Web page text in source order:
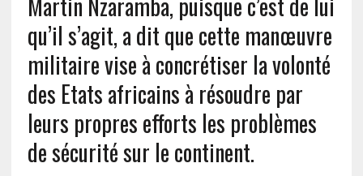
qu’il s’agit, a dit que cette manœuvre
militaire vise à concrétiser la volonté
des Etats africains à résoudre par
leurs propres efforts les problèmes
de sécurité sur le continent.